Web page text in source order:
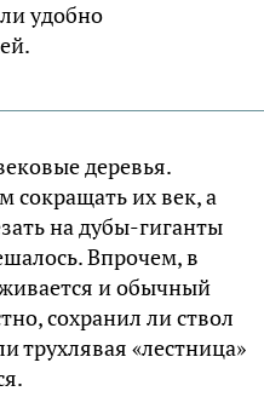
удобно
деревья.
сокращать их век, а
на дубы-гиганты
Впрочем, в
и обычный
сохранил ли ствол
трухлявая «лестница»